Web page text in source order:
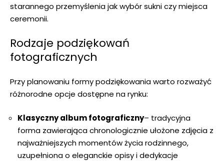
starannego przemyślenia jak wybór sukni czy miejsca
ceremonii.
Rodzaje podziękowań
fotograficznych
Przy planowaniu formy podziękowania warto rozważyć
różnorodne opcje dostępne na rynku:
Klasyczny album fotograficzny– tradycyjna
forma zawierająca chronologicznie ułożone zdjęcia z
najważniejszych momentów życia rodzinnego,
uzupełniona o eleganckie opisy i dedykacje